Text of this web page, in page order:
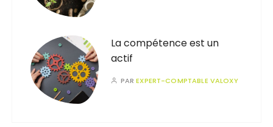
La compétence est un
actif
PAREXPERT-COMPTABLE VALOXY